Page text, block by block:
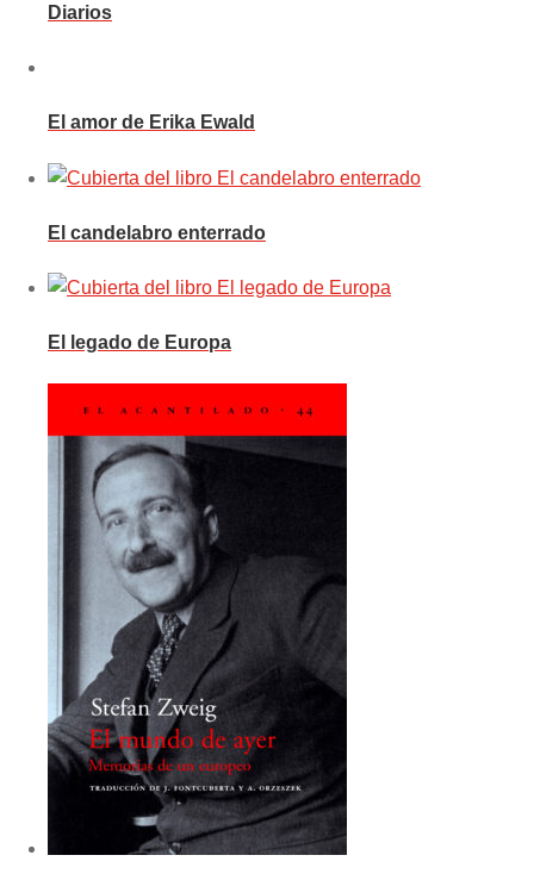
Diarios
El amor de Erika Ewald
El candelabro enterrado
El legado de Europa